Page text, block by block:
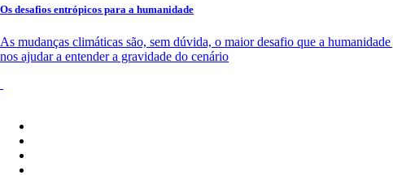
Os desafios entrópicos para a humanidade
As mudanças climáticas são, sem dúvida, o maior desafio que a
nos ajudar a entender a gravidade do cenário